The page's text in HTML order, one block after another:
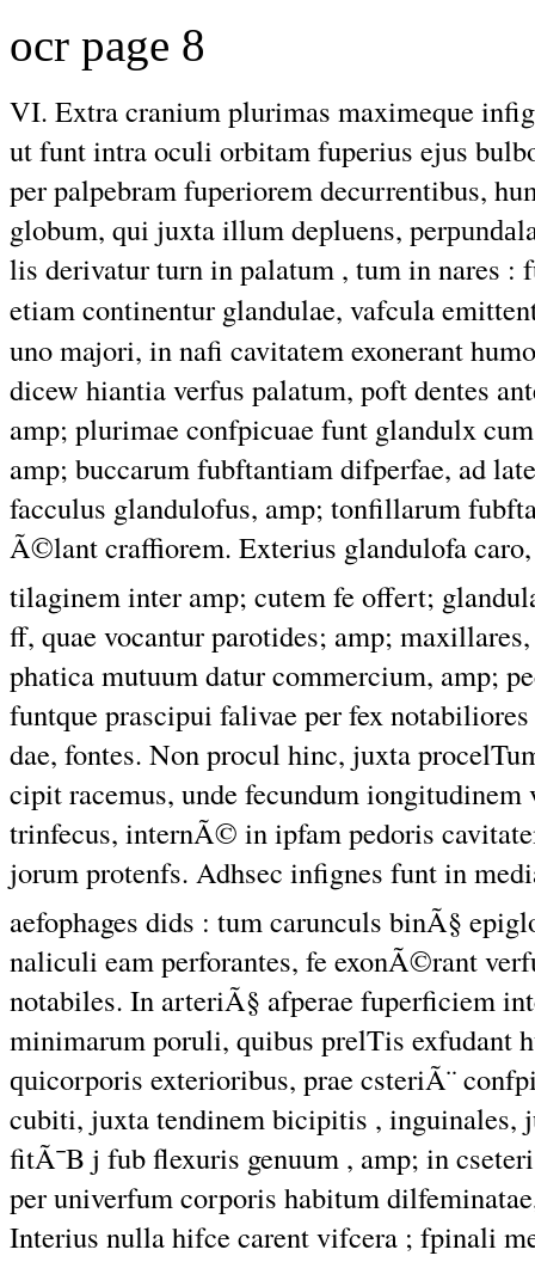
ocr page 8
VI. Extra cranium plurimas maximeque
ut funt intra oculi orbitam fuperius ejus
per palpebram fuperiorem decurrentibus,
globum, qui juxta illum depluens, perpunda
lis derivatur turn in palatum , tum in nares :
etiam continentur glandulae, vafcula
uno majori, in nafi cavitatem exonerant
dicew hiantia verfus palatum, poft dentes
amp; plurimae confpicuae funt glandulx
amp; buccarum fubftantiam difperfae, ad
facculus glandulofus, amp; tonfillarum
Ã©lant craffiorem. Exterius glandulofa caro,
tilaginem inter amp; cutem fe offert;
ff, quae vocantur parotides; amp;
phatica mutuum datur commercium, amp;
funtque prascipui falivae per fex
dae, fontes. Non procul hinc, juxta
cipit racemus, unde fecundum
trinfecus, internÃ© in ipfam pedoris
jorum protenfs. Adhsec infignes funt in
aefophages dids : tum carunculs binÃ§
naliculi eam perforantes, fe exonÃ©rant
notabiles. In arteriÃ§ afperae fuperficiem
minimarum poruli, quibus prelTis exfudant
quicorporis exterioribus, prae csteriÃ¨
cubiti, juxta tendinem bicipitis ,
fitÃ¯B j fub flexuris genuum , amp; in
per univerfum corporis habitum
Interius nulla hifce carent vifcera ; fpinali